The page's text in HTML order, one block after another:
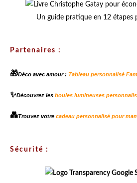
Un guide pratique en 12 étapes
Partenaires :
🎁Déco avec amour : Tableau personnalisé
✨Découvrez les boules lumineuses
💑Trouvez votre cadeau personnalisé pour
Sécurité :